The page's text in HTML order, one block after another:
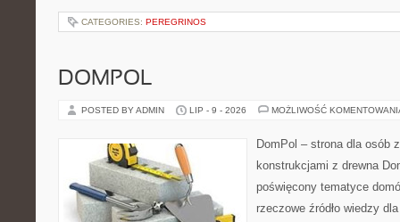
CATEGORIES: PEREGRINOS
DOMPOL
POSTED BY ADMIN LIP - 9 - 2026 MOŻLIWOŚĆ
DomPol – strona dla osób
konstrukcjami z drewna
poświęcony tematyce
rzeczowe źródło wiedzy